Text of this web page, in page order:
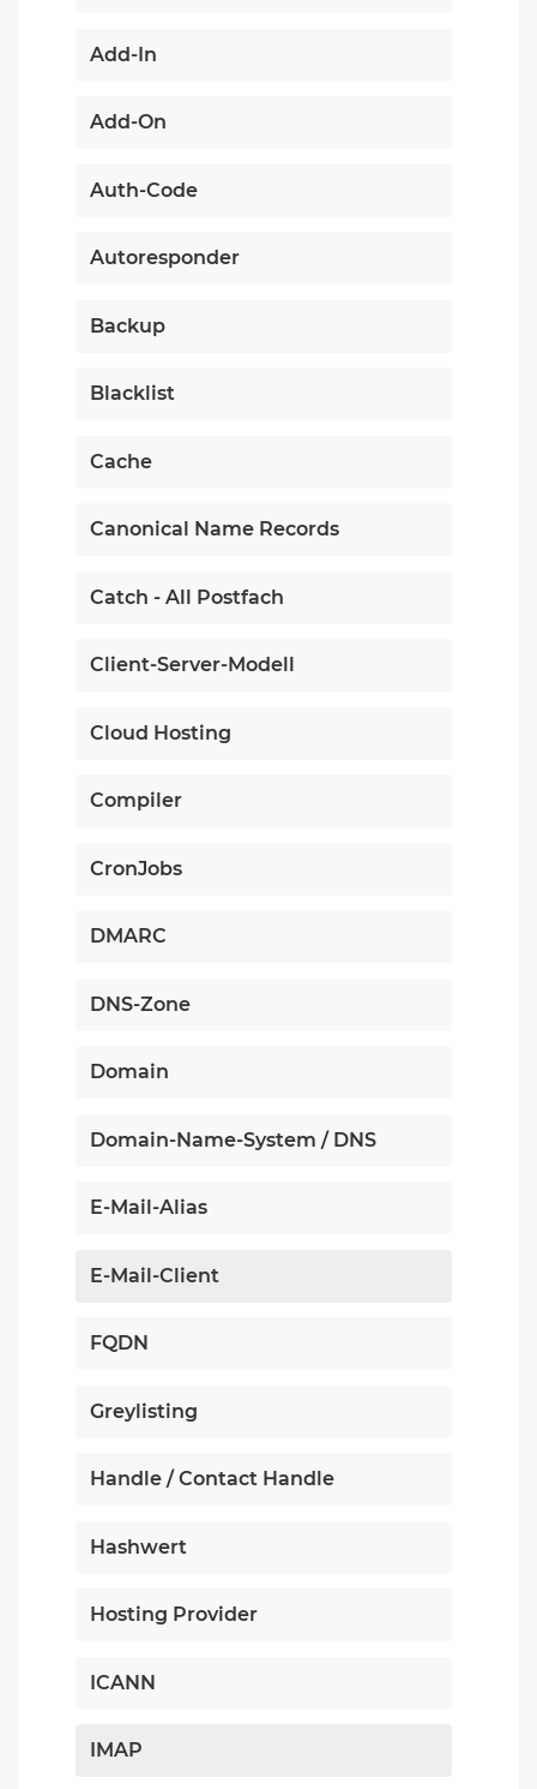
Add-In
Add-On
Auth-Code
Autoresponder
Backup
Blacklist
Cache
Canonical Name Records
Catch - All Postfach
Client-Server-Modell
Cloud Hosting
Compiler
CronJobs
DMARC
DNS-Zone
Domain
Domain-Name-System / DNS
E-Mail-Alias
E-Mail-Client
FQDN
Greylisting
Handle / Contact Handle
Hashwert
Hosting Provider
ICANN
IMAP